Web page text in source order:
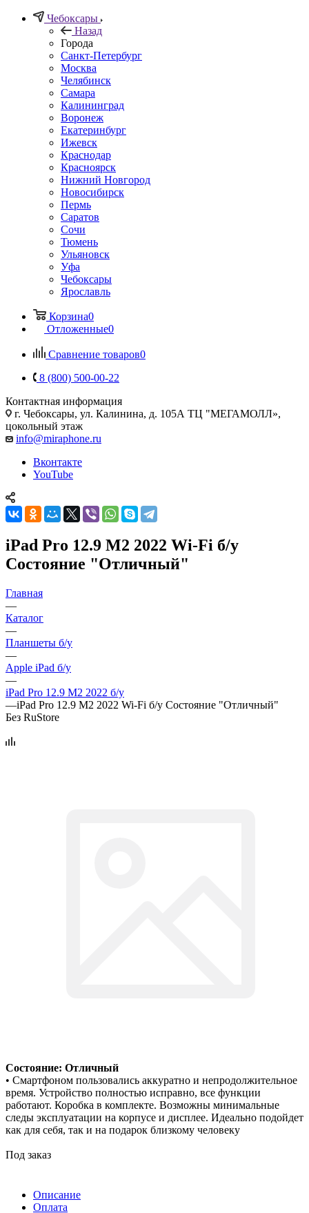
Чебоксары
Назад
Города
Санкт-Петербург
Москва
Челябинск
Самара
Калининград
Воронеж
Екатеринбург
Ижевск
Краснодар
Красноярск
Нижний Новгород
Новосибирск
Пермь
Саратов
Сочи
Тюмень
Ульяновск
Уфа
Чебоксары
Ярославль
Корзина0
Отложенные0
Сравнение товаров0
8 (800) 500-00-22
Контактная информация
г. Чебоксары, ул. Калинина, д. 105А ТЦ "МЕГАМОЛЛ»,
цокольный этаж
info@miraphone.ru
Вконтакте
YouTube
iPad Pro 12.9 M2 2022 Wi-Fi б/у
Состояние "Отличный"
Главная
—
Каталог
—
Планшеты б/у
—
Apple iPad б/у
—
iPad Pro 12.9 M2 2022 б/у
—iPad Pro 12.9 M2 2022 Wi-Fi б/у Состояние "Отличный"
Без RuStore
Состояние: Отличный
• Смартфоном пользовались аккуратно и непродолжительное
время. Устройство полностью исправно, все функции
работают. Коробка в комплекте. Возможны минимальные
следы эксплуатации на корпусе и дисплее. Идеально подойдет
как для себя, так и на подарок близкому человеку
Под заказ
Описание
Оплата